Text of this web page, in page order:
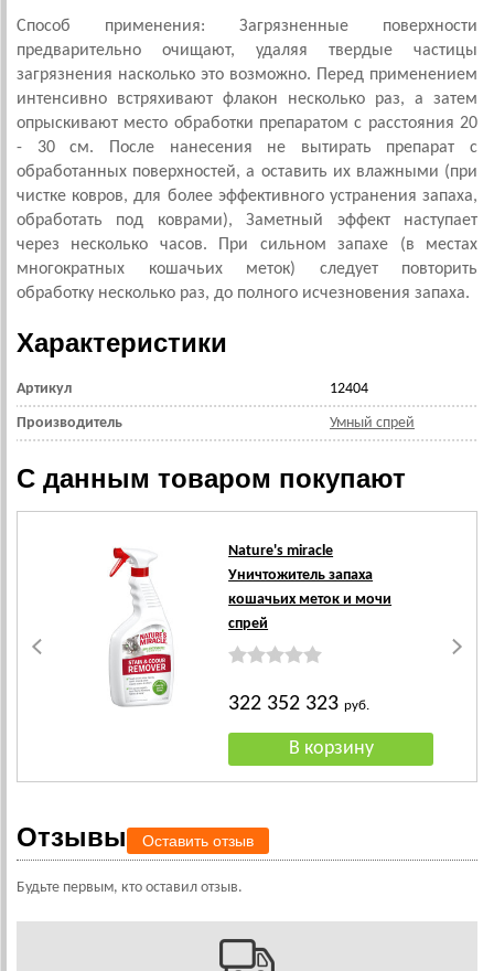
Способ применения: Загрязненные поверхности
предварительно очищают, удаляя твердые частицы
загрязнения насколько это возможно. Перед применением
интенсивно встряхивают флакон несколько раз, а затем
опрыскивают место обработки препаратом с расстояния 20
- 30 см. После нанесения не вытирать препарат с
обработанных поверхностей, а оставить их влажными (при
чистке ковров, для более эффективного устранения запаха,
обработать под коврами), Заметный эффект наступает
через несколько часов. При сильном запахе (в местах
многократных кошачьих меток) следует повторить
обработку несколько раз, до полного исчезновения запаха.
Характеристики
Артикул 12404
Производитель Умный спрей
С данным товаром покупают
Nature's miracle
Уничтожитель запаха
кошачьих меток и мочи
спрей
322 352 323руб.
Отзывы Оставить отзыв
Будьте первым, кто оставил отзыв.